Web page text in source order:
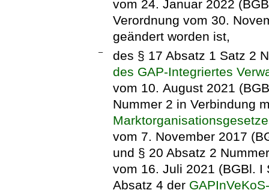
vom 24. Januar 2022
Verordnung vom 30.
geändert worden ist,
–
des § 17 Absatz 1 Satz 2
des GAP-Integriertes
vom 10. August 2021
Nummer 2 in Verbindung
vom 7. November 2017
und § 20 Absatz 2
vom 16. Juli 2021 (BGBl. I
Absatz 4 der